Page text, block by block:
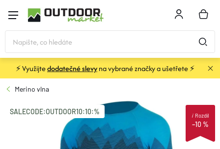
obsah
KOŠÍK
STANY
SPACÁKY
BATOHY A TAŠKY
⚡ Využijtedodatečné slevyna vybrané značky a ušetřete ⚡
Merino vlna
SALECODE:OUTDOOR10:10:%
–10 %
iRozdíl